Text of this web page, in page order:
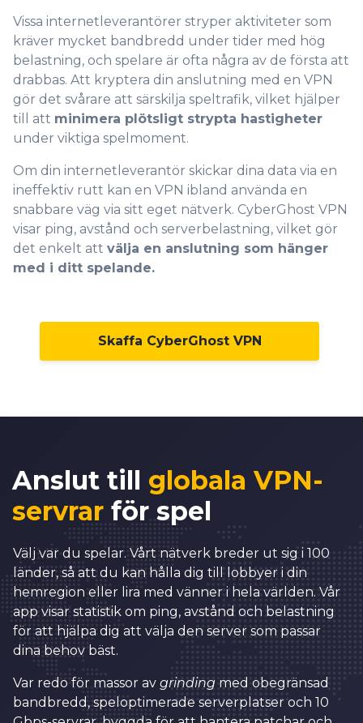
Vissa internetleverantörer stryper aktiviteter som
kräver mycket bandbredd under tider med hög
belastning, och spelare är ofta några av de första att
drabbas. Att kryptera din anslutning med en VPN
gör det svårare att särskilja speltrafik, vilket hjälper
till att minimera plötsligt strypta hastigheter
under viktiga spelmoment.
Om din internetleverantör skickar dina data via en
ineffektiv rutt kan en VPN ibland använda en
snabbare väg via sitt eget nätverk. CyberGhost VPN
visar ping, avstånd och serverbelastning, vilket gör
det enkelt att välja en anslutning som hänger
med i ditt spelande.
Skaffa CyberGhost VPN
Anslut till globala VPN-
servrar för spel
Välj var du spelar. Vårt nätverk breder ut sig i 100
länder, så att du kan hålla dig till lobbyer i din
hemregion eller lira med vänner i hela världen. Vår
app visar statistik om ping, avstånd och belastning
för att hjälpa dig att välja den server som passar
dina behov bäst.
Var redo för massor av grinding med obegränsad
bandbredd, speloptimerade serverplatser och 10
0
1
2
3
4
5
6
7
0
1
2
3
4
5
6
8
9
1
3
4
5
6
7
8
9
0
1
0
1
2
3
4
5
0
2
3
5
7
8
0
1
2
3
4
5
0
1
3
4